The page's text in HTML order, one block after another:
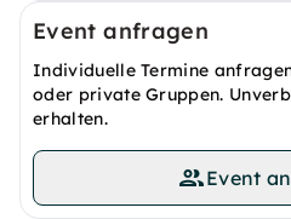
Event anfragen
Individuelle Termine
oder private Gruppen.
erhalten.
Event